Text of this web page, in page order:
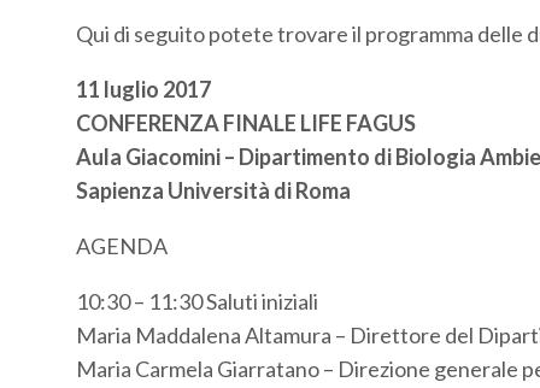
Qui di seguito potete trovare il programma delle
11 luglio 2017
CONFERENZA FINALE LIFE FAGUS
Aula Giacomini – Dipartimento di Biologia
Sapienza Università di Roma
AGENDA
10:30 – 11:30 Saluti iniziali
Maria Maddalena Altamura – Direttore del
Maria Carmela Giarratano – Direzione generale